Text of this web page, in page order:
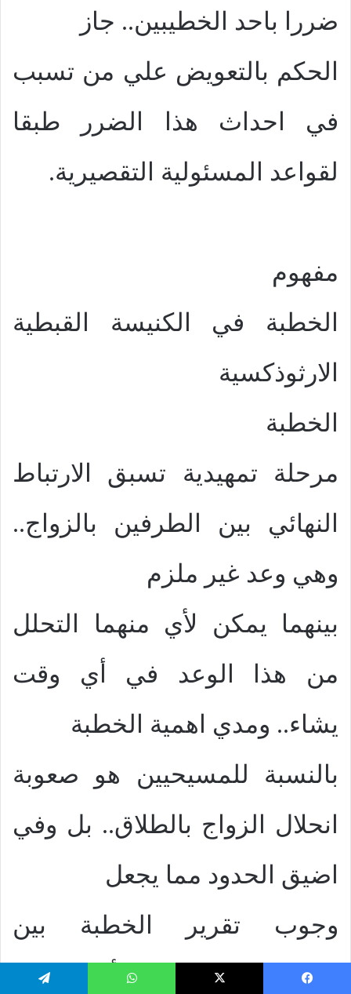
ضررا باحد الخطيبين.. جاز
الحكم بالتعويض علي من تسبب
في احداث هذا الضرر طبقا
لقواعد المسئولية التقصيرية.
مفهوم
الخطبة في الكنيسة القبطية
الارثوذكسية
الخطبة
مرحلة تمهيدية تسبق الارتباط
النهائي بين الطرفين بالزواج..
وهي وعد غير ملزم
بينهما يمكن لأي منهما التحلل
من هذا الوعد في أي وقت
يشاء.. ومدي اهمية الخطبة
بالنسبة للمسيحيين هو صعوبة
انحلال الزواج بالطلاق.. بل وفي
اضيق الحدود مما يجعل
وجوب تقرير الخطبة بين
الطرفين المسيحيين أمر حتمي